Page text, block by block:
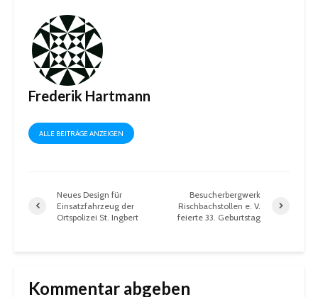
Frederik Hartmann
ALLE BEITRÄGE ANZEIGEN
Neues Design für
Einsatzfahrzeug der
Ortspolizei St. Ingbert
Besucherbergwerk
Rischbachstollen e. V.
feierte 33. Geburtstag
Kommentar abgeben